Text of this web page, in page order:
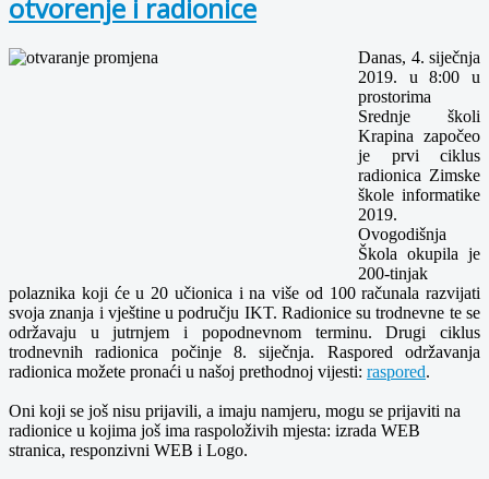
otvorenje i radionice
Danas, 4. siječnja
2019. u 8:00 u
prostorima
Srednje školi
Krapina započeo
je prvi ciklus
radionica Zimske
škole informatike
2019.
Ovogodišnja
Škola okupila je
200-tinjak
polaznika koji će u 20 učionica i na više od 100 računala razvijati
svoja znanja i vještine u području IKT. Radionice su trodnevne te se
održavaju u jutrnjem i popodnevnom terminu. Drugi ciklus
trodnevnih radionica počinje 8. siječnja. Raspored održavanja
radionica možete pronaći u našoj prethodnoj vijesti: raspored.
Oni koji se još nisu prijavili, a imaju namjeru, mogu se prijaviti na
radionice u kojima još ima raspoloživih mjesta: izrada WEB
stranica, responzivni WEB i Logo.